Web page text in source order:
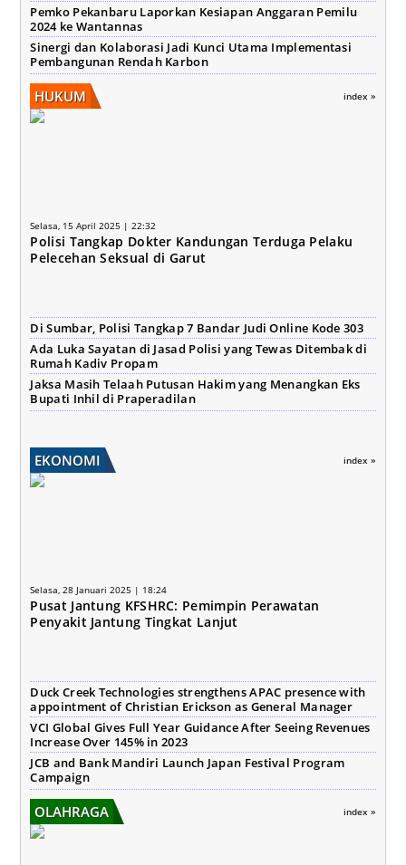
Pemko Pekanbaru Laporkan Kesiapan Anggaran Pemilu
2024 ke Wantannas
Sinergi dan Kolaborasi Jadi Kunci Utama Implementasi
Pembangunan Rendah Karbon
index »
HUKUM
Selasa, 15 April 2025 | 22:32
Polisi Tangkap Dokter Kandungan Terduga Pelaku
Pelecehan Seksual di Garut
Di Sumbar, Polisi Tangkap 7 Bandar Judi Online Kode 303
Ada Luka Sayatan di Jasad Polisi yang Tewas Ditembak di
Rumah Kadiv Propam
Jaksa Masih Telaah Putusan Hakim yang Menangkan Eks
Bupati Inhil di Praperadilan
index »
EKONOMI
Selasa, 28 Januari 2025 | 18:24
Pusat Jantung KFSHRC: Pemimpin Perawatan
Penyakit Jantung Tingkat Lanjut
Duck Creek Technologies strengthens APAC presence with
appointment of Christian Erickson as General Manager
VCI Global Gives Full Year Guidance After Seeing Revenues
Increase Over 145% in 2023
JCB and Bank Mandiri Launch Japan Festival Program
Campaign
index »
OLAHRAGA